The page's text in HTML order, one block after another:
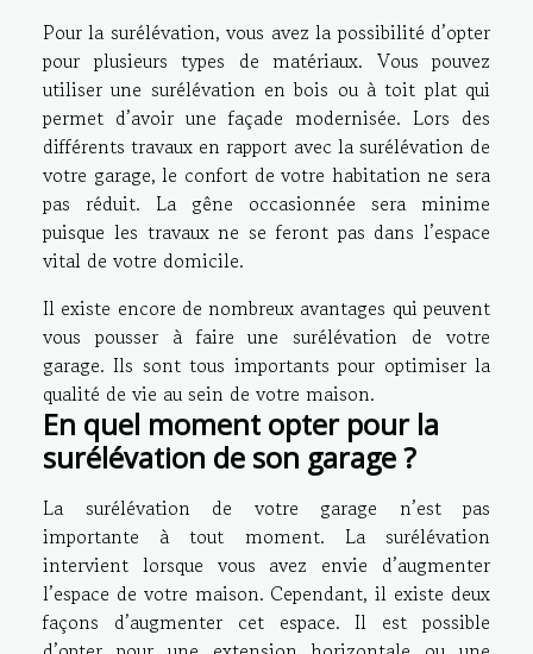
Pour la surélévation, vous avez la possibilité d’opter
pour plusieurs types de matériaux. Vous pouvez
utiliser une surélévation en bois ou à toit plat qui
permet d’avoir une façade modernisée. Lors des
différents travaux en rapport avec la surélévation de
votre garage, le confort de votre habitation ne sera
pas réduit. La gêne occasionnée sera minime
puisque les travaux ne se feront pas dans l’espace
vital de votre domicile.
Il existe encore de nombreux avantages qui peuvent
vous pousser à faire une surélévation de votre
garage. Ils sont tous importants pour optimiser la
qualité de vie au sein de votre maison.
En quel moment opter pour la
surélévation de son garage ?
La surélévation de votre garage n’est pas
importante à tout moment. La surélévation
intervient lorsque vous avez envie d’augmenter
l’espace de votre maison. Cependant, il existe deux
façons d’augmenter cet espace. Il est possible